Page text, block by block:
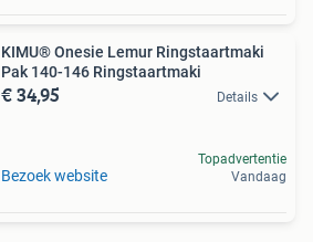
KIMU® Onesie Lemur Ringstaartmaki
Pak 140-146 Ringstaartmaki
€ 34,95 Details
Bezoek website
Topadvertentie
Vandaag